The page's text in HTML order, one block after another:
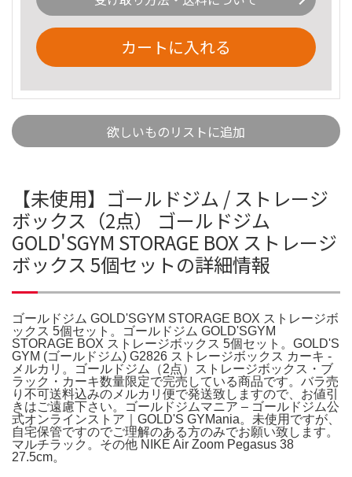
カートに入れる
欲しいものリストに追加
【未使用】ゴールドジム / ストレージ
ボックス（2点） ゴールドジム
GOLD'SGYM STORAGE BOX ストレージ
ボックス 5個セットの詳細情報
ゴールドジム GOLD'SGYM STORAGE BOX ストレージボ
ックス 5個セット。ゴールドジム GOLD'SGYM
STORAGE BOX ストレージボックス 5個セット。GOLD'S
GYM (ゴールドジム) G2826 ストレージボックス カーキ -
メルカリ。ゴールドジム（2点）ストレージボックス・ブ
ラック・カーキ数量限定で完売している商品です。バラ売
り不可送料込みのメルカリ便で発送致しますので、お値引
きはご遠慮下さい。ゴールドジムマニア – ゴールドジム公
式オンラインストア｜GOLD'S GYMania。未使用ですが、
自宅保管ですのでご理解のある方のみでお願い致します。
マルチラック。その他 NIKE Air Zoom Pegasus 38
27.5cm。